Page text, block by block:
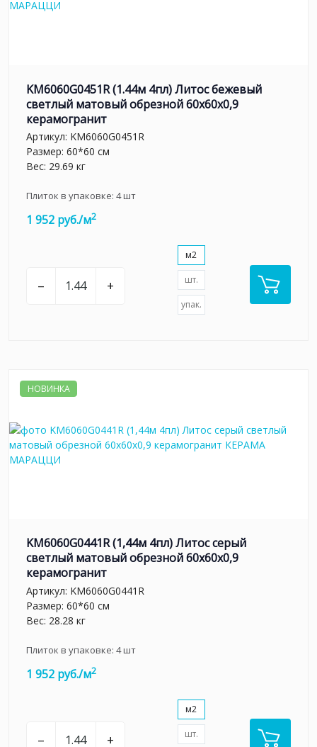
KM6060G0451R (1.44м 4пл) Литос бежевый
светлый матовый обрезной 60x60x0,9
керамогранит
Артикул: KM6060G0451R
Размер: 60*60 см
Вес: 29.69 кг
Плиток в упаковке: 4шт
1 952 руб./м2
– +
м2
шт.
упак.
НОВИНКА
KM6060G0441R (1,44м 4пл) Литос серый
светлый матовый обрезной 60x60x0,9
керамогранит
Артикул: KM6060G0441R
Размер: 60*60 см
Вес: 28.28 кг
Плиток в упаковке: 4шт
1 952 руб./м2
– +
м2
шт.